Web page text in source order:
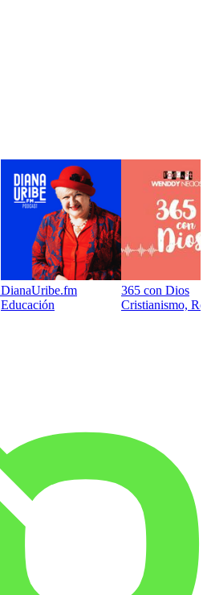
DianaUribe.fm
Educación
365 con Dios
Cristianismo,